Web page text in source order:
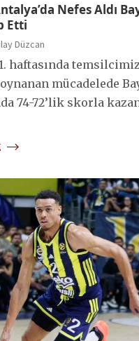
Nefes Aldı
Etti
Düzcan
haftasında
mücadelede
74-72’lik skorla